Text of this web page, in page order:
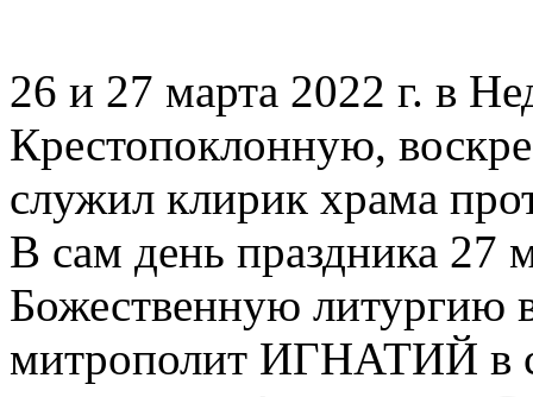
26 и 27 марта 2022 г. в
Крестопоклонную,
служил клирик храма
В сам день праздника 27
Божественную литургию
митрополит ИГНАТИЙ в